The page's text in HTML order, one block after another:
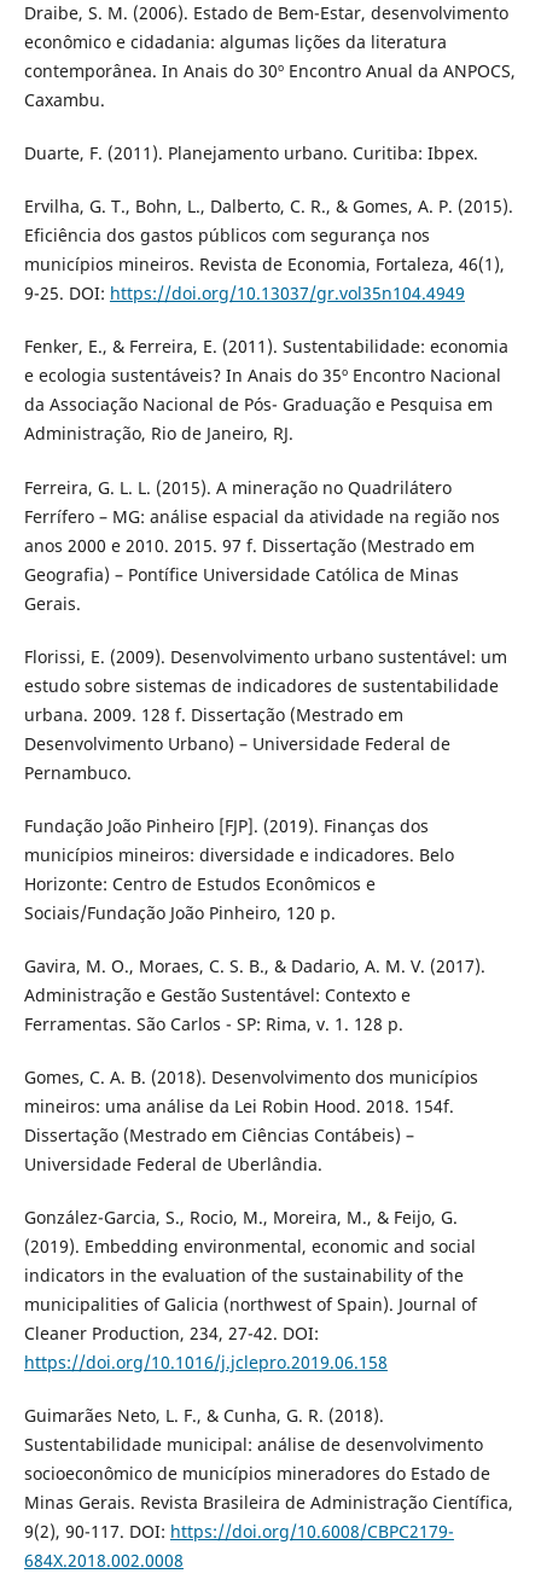
Draibe, S. M. (2006). Estado de Bem-Estar, desenvolvimento
econômico e cidadania: algumas lições da literatura
contemporânea. In Anais do 30º Encontro Anual da ANPOCS,
Caxambu.
Duarte, F. (2011). Planejamento urbano. Curitiba: Ibpex.
Ervilha, G. T., Bohn, L., Dalberto, C. R., & Gomes, A. P. (2015).
Eficiência dos gastos públicos com segurança nos
municípios mineiros. Revista de Economia, Fortaleza, 46(1),
9-25. DOI: https://doi.org/10.13037/gr.vol35n104.4949
Fenker, E., & Ferreira, E. (2011). Sustentabilidade: economia
e ecologia sustentáveis? In Anais do 35º Encontro Nacional
da Associação Nacional de Pós- Graduação e Pesquisa em
Administração, Rio de Janeiro, RJ.
Ferreira, G. L. L. (2015). A mineração no Quadrilátero
Ferrífero – MG: análise espacial da atividade na região nos
anos 2000 e 2010. 2015. 97 f. Dissertação (Mestrado em
Geografia) – Pontífice Universidade Católica de Minas
Gerais.
Florissi, E. (2009). Desenvolvimento urbano sustentável: um
estudo sobre sistemas de indicadores de sustentabilidade
urbana. 2009. 128 f. Dissertação (Mestrado em
Desenvolvimento Urbano) – Universidade Federal de
Pernambuco.
Fundação João Pinheiro [FJP]. (2019). Finanças dos
municípios mineiros: diversidade e indicadores. Belo
Horizonte: Centro de Estudos Econômicos e
Sociais/Fundação João Pinheiro, 120 p.
Gavira, M. O., Moraes, C. S. B., & Dadario, A. M. V. (2017).
Administração e Gestão Sustentável: Contexto e
Ferramentas. São Carlos - SP: Rima, v. 1. 128 p.
Gomes, C. A. B. (2018). Desenvolvimento dos municípios
mineiros: uma análise da Lei Robin Hood. 2018. 154f.
Dissertação (Mestrado em Ciências Contábeis) –
Universidade Federal de Uberlândia.
González-Garcia, S., Rocio, M., Moreira, M., & Feijo, G.
(2019). Embedding environmental, economic and social
indicators in the evaluation of the sustainability of the
municipalities of Galicia (northwest of Spain). Journal of
Cleaner Production, 234, 27-42. DOI:
https://doi.org/10.1016/j.jclepro.2019.06.158
Guimarães Neto, L. F., & Cunha, G. R. (2018).
Sustentabilidade municipal: análise de desenvolvimento
socioeconômico de municípios mineradores do Estado de
Minas Gerais. Revista Brasileira de Administração Científica,
9(2), 90-117. DOI: https://doi.org/10.6008/CBPC2179-
684X.2018.002.0008